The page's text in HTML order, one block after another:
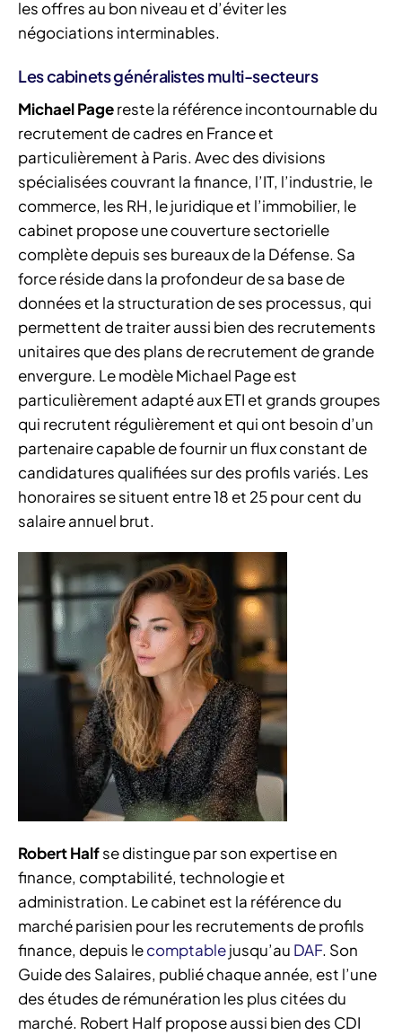
les offres au bon niveau et d’éviter les
négociations interminables.
Les cabinets généralistes multi-secteurs
Michael Pagereste la référence incontournable du
recrutement de cadres en France et
particulièrement à Paris. Avec des divisions
spécialisées couvrant la finance, l’IT, l’industrie, le
commerce, les RH, le juridique et l’immobilier, le
cabinet propose une couverture sectorielle
complète depuis ses bureaux de la Défense. Sa
force réside dans la profondeur de sa base de
données et la structuration de ses processus, qui
permettent de traiter aussi bien des recrutements
unitaires que des plans de recrutement de grande
envergure. Le modèle Michael Page est
particulièrement adapté aux ETI et grands groupes
qui recrutent régulièrement et qui ont besoin d’un
partenaire capable de fournir un flux constant de
candidatures qualifiées sur des profils variés. Les
honoraires se situent entre 18 et 25 pour cent du
salaire annuel brut.
Robert Halfse distingue par son expertise en
finance, comptabilité, technologie et
administration. Le cabinet est la référence du
marché parisien pour les recrutements de profils
finance, depuis lecomptablejusqu’au DAF. Son
Guide des Salaires, publié chaque année, est l’une
des études de rémunération les plus citées du
marché. Robert Half propose aussi bien des CDI